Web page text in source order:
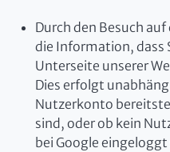
Durch den Besuch
die Information, dass
Unterseite unserer
Dies erfolgt
Nutzerkonto
sind, oder ob kein
bei Google